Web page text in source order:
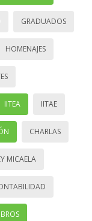
GRADUADOS
HOMENAJES
IITEA IITAE
CHARLAS
MICAELA